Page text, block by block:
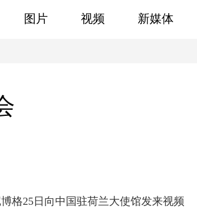
图片 视频 新媒体
25日向中国驻荷兰大使馆发来视频